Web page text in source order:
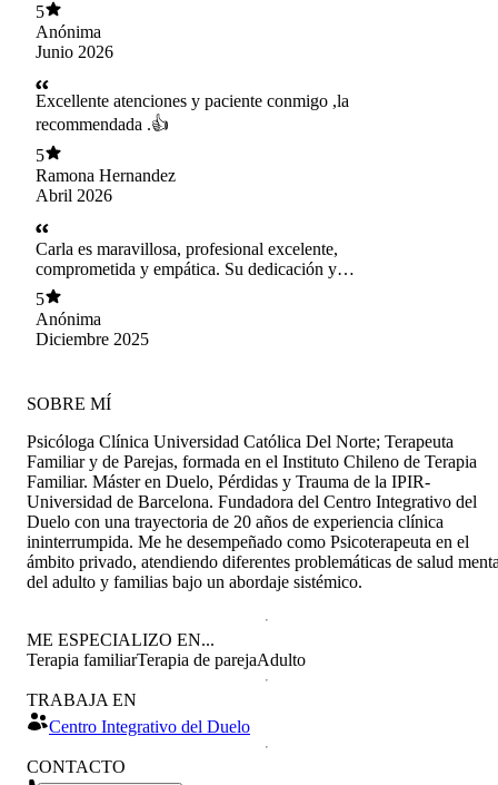
5
Anónima
Junio 2026
Excellente atenciones y paciente conmigo ,la
recommendada .👍
5
Ramona Hernandez
Abril 2026
Carla es maravillosa, profesional excelente,
comprometida y empática. Su dedicación y
humanidad permiten crear un lugar seguro en mi
experiencia como paciente. Agradezco tenerla
en mi vida.
5
Anónima
Diciembre 2025
SOBRE MÍ
Psicóloga Clínica Universidad Católica Del Norte; Terapeuta
Familiar y de Parejas, formada en el Instituto Chileno de Terapia
Familiar. Máster en Duelo, Pérdidas y Trauma de la IPIR-
Universidad de Barcelona. Fundadora del Centro Integrativo del
Duelo con una trayectoria de 20 años de experiencia clínica
ininterrumpida. Me he desempeñado como Psicoterapeuta en el
ámbito privado, atendiendo diferentes problemáticas de salud
del adulto y familias bajo un abordaje sistémico.
ME ESPECIALIZO EN...
Terapia familiarTerapia de parejaAdulto
TRABAJA EN
Centro Integrativo del Duelo
CONTACTO